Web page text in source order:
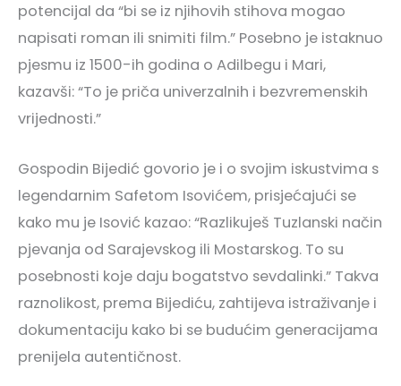
potencijal da “bi se iz njihovih stihova mogao
napisati roman ili snimiti film.” Posebno je istaknuo
pjesmu iz 1500-ih godina o Adilbegu i Mari,
kazavši: “To je priča univerzalnih i bezvremenskih
vrijednosti.”
Gospodin Bijedić govorio je i o svojim iskustvima s
legendarnim Safetom Isovićem, prisjećajući se
kako mu je Isović kazao: “Razlikuješ Tuzlanski način
pjevanja od Sarajevskog ili Mostarskog. To su
posebnosti koje daju bogatstvo sevdalinki.” Takva
raznolikost, prema Bijediću, zahtijeva istraživanje i
dokumentaciju kako bi se budućim generacijama
prenijela autentičnost.